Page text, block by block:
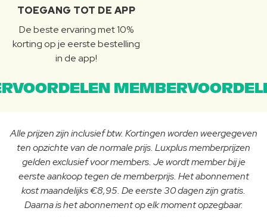
TOEGANG TOT DE APP
De beste ervaring met 10%
korting op je eerste bestelling
in de app!
Alle prijzen zijn inclusief btw. Kortingen worden weergegeven
ten opzichte van de normale prijs. Luxplus memberprijzen
gelden exclusief voor members. Je wordt member bij je
eerste aankoop tegen de memberprijs. Het abonnement
kost maandelijks €8,95. De eerste 30 dagen zijn gratis.
Daarna is het abonnement op elk moment opzegbaar.